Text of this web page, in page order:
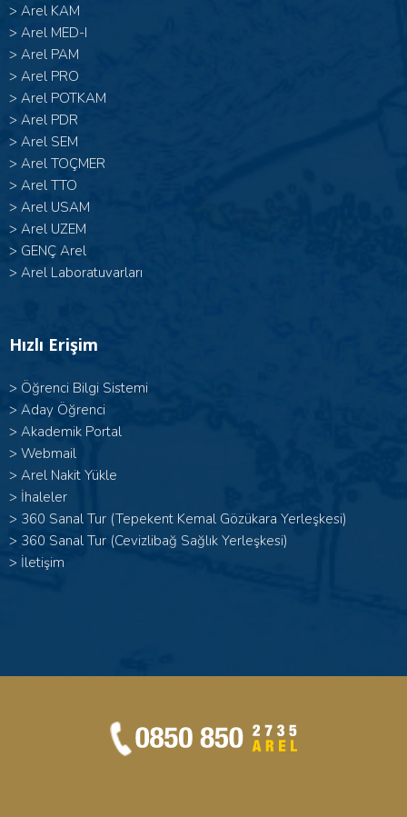
> Arel KAM
> Arel MED-I
> Arel PAM
> Arel PRO
> Arel POTKAM
> Arel PDR
> Arel SEM
> Arel TOÇMER
> Arel TTO
> Arel USAM
> Arel UZEM
> GENÇ Arel
> Arel Laboratuvarları
Hızlı Erişim
> Öğrenci Bilgi Sistemi
> Aday Öğrenci
> Akademik Portal
> Webmail
> Arel Nakit Yükle
> İhaleler
> 360 Sanal Tur (Tepekent Kemal Gözükara Yerleşkesi)
> 360 Sanal Tur (Cevizlibağ Sağlık Yerleşkesi)
> İletişim